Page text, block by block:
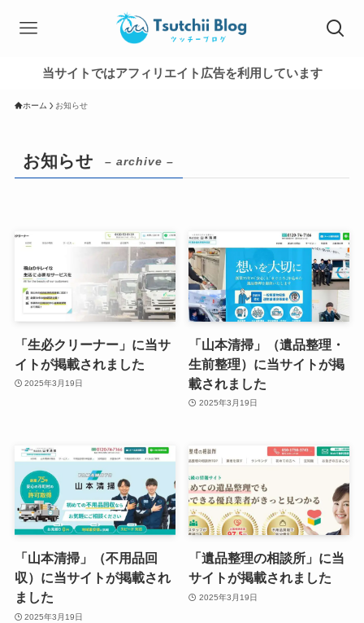
当サイトではアフィリエイト広告を利用しています
ホーム お知らせ
お知らせ – archive –
「生必クリーナー」に当サ
イトが掲載されました
2025年3月19日
「山本清掃」（遺品整理・
生前整理）に当サイトが掲
載されました
2025年3月19日
「山本清掃」（不用品回
収）に当サイトが掲載され
ました
2025年3月19日
「遺品整理の相談所」に当
サイトが掲載されました
2025年3月19日